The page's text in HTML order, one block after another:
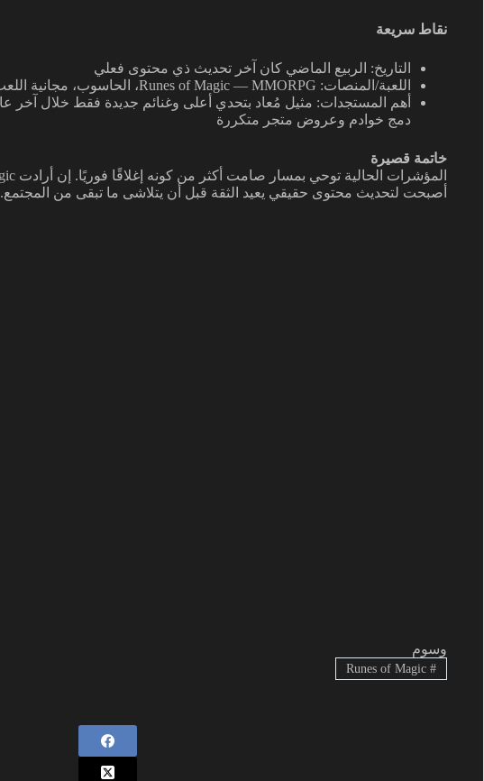
نقاط سريعة
التاريخ: الربيع الماضي كان آخر تحديث ذي محتوى فعلي
اللعبة/المنصات: Runes of Magic — MMORPG، الحاسوب، مجانية اللعب
دمج خوادم وعروض متجر متكررة
خاتمة قصيرة
أصبحت لتحديث محتوى حقيقي يعيد الثقة قبل أن يتلاشى ما تبقى من المجتمع.
وسوم
#
Runes of Magic